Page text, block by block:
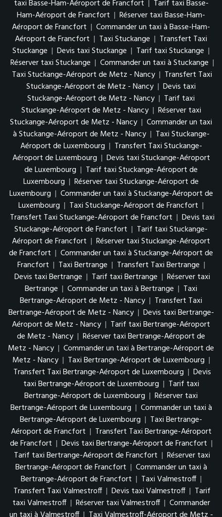
taxi Basse-Ham-Aéroport de Francfort | Tarif taxi Basse-
Ham-Aéroport de Francfort | Réserver taxi Basse-Ham-
Aéroport de Francfort | Commander un taxi à Basse-Ham-
Aéroport de Francfort | Taxi Stuckange | Transfert Taxi
Stuckange | Devis taxi Stuckange | Tarif taxi Stuckange |
Réserver taxi Stuckange | Commander un taxi à Stuckange |
Taxi Stuckange-Aéroport de Metz - Nancy | Transfert Taxi
Stuckange-Aéroport de Metz - Nancy | Devis taxi
Stuckange-Aéroport de Metz - Nancy | Tarif taxi
Stuckange-Aéroport de Metz - Nancy | Réserver taxi
Stuckange-Aéroport de Metz - Nancy | Commander un taxi
à Stuckange-Aéroport de Metz - Nancy | Taxi Stuckange-
Aéroport de Luxembourg | Transfert Taxi Stuckange-
Aéroport de Luxembourg | Devis taxi Stuckange-Aéroport
de Luxembourg | Tarif taxi Stuckange-Aéroport de
Luxembourg | Réserver taxi Stuckange-Aéroport de
Luxembourg | Commander un taxi à Stuckange-Aéroport de
Luxembourg | Taxi Stuckange-Aéroport de Francfort |
Transfert Taxi Stuckange-Aéroport de Francfort | Devis taxi
Stuckange-Aéroport de Francfort | Tarif taxi Stuckange-
Aéroport de Francfort | Réserver taxi Stuckange-Aéroport
de Francfort | Commander un taxi à Stuckange-Aéroport de
Francfort | Taxi Bertrange | Transfert Taxi Bertrange |
Devis taxi Bertrange | Tarif taxi Bertrange | Réserver taxi
Bertrange | Commander un taxi à Bertrange | Taxi
Bertrange-Aéroport de Metz - Nancy | Transfert Taxi
Bertrange-Aéroport de Metz - Nancy | Devis taxi Bertrange-
Aéroport de Metz - Nancy | Tarif taxi Bertrange-Aéroport
de Metz - Nancy | Réserver taxi Bertrange-Aéroport de
Metz - Nancy | Commander un taxi à Bertrange-Aéroport de
Metz - Nancy | Taxi Bertrange-Aéroport de Luxembourg |
Transfert Taxi Bertrange-Aéroport de Luxembourg | Devis
taxi Bertrange-Aéroport de Luxembourg | Tarif taxi
Bertrange-Aéroport de Luxembourg | Réserver taxi
Bertrange-Aéroport de Luxembourg | Commander un taxi à
Bertrange-Aéroport de Luxembourg | Taxi Bertrange-
Aéroport de Francfort | Transfert Taxi Bertrange-Aéroport
de Francfort | Devis taxi Bertrange-Aéroport de Francfort |
Tarif taxi Bertrange-Aéroport de Francfort | Réserver taxi
Bertrange-Aéroport de Francfort | Commander un taxi à
Bertrange-Aéroport de Francfort | Taxi Valmestroff |
Transfert Taxi Valmestroff | Devis taxi Valmestroff | Tarif
taxi Valmestroff | Réserver taxi Valmestroff | Commander